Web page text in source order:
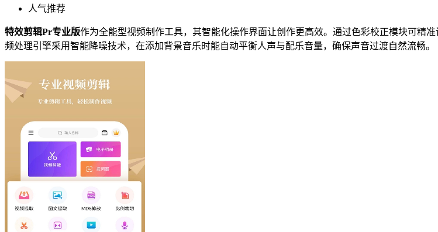
人气推荐
特效剪辑Pr专业版作为全能型视频制作工具，其智能化操作界面让创作更高效。通过色彩校正模块可精
频处理引擎采用智能降噪技术，在添加背景音乐时能自动平衡人声与配乐音量，确保声音过渡自然流畅。